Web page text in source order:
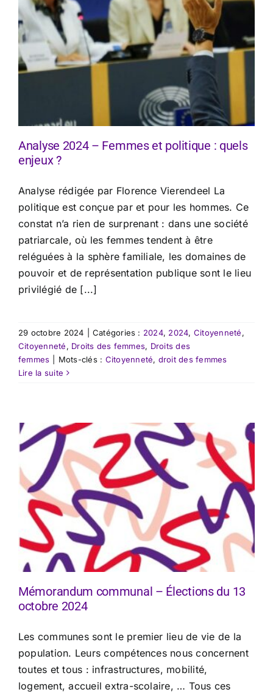
Analyse 2024 – Femmes et politique : quels
enjeux ?
Analyse rédigée par Florence Vierendeel La
politique est conçue par et pour les hommes. Ce
constat n’a rien de surprenant : dans une société
patriarcale, où les femmes tendent à être
reléguées à la sphère familiale, les domaines de
pouvoir et de représentation publique sont le lieu
privilégié de [...]
29 octobre 2024 Catégories : 2024, 2024, Citoyenneté,
Citoyenneté, Droits des femmes, Droits des
femmes
Mots-clés : Citoyenneté, droit des femmes
Lire la suite
Mémorandum communal – Élections du 13
octobre 2024
Les communes sont le premier lieu de vie de la
population. Leurs compétences nous concernent
toutes et tous : infrastructures, mobilité,
logement, accueil extra-scolaire, … Tous ces